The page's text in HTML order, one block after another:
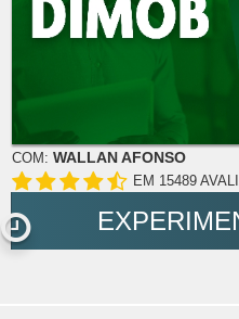
COM: WALLAN AFONSO
EM 15489